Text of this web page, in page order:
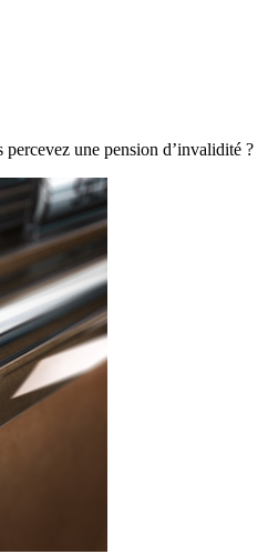
une pension d’invalidité ?